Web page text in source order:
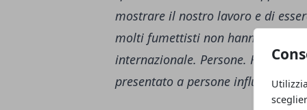
mostrare il nostro lavoro e di
molti fumettisti non hanno mai
internazionale. Persone. Ho tenuto
presentato a persone influenti